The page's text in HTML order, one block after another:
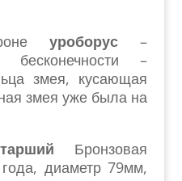
уроборус –
бесконечности –
змея, кусающая
змея уже была на
Бронзовая
диаметр 79мм,